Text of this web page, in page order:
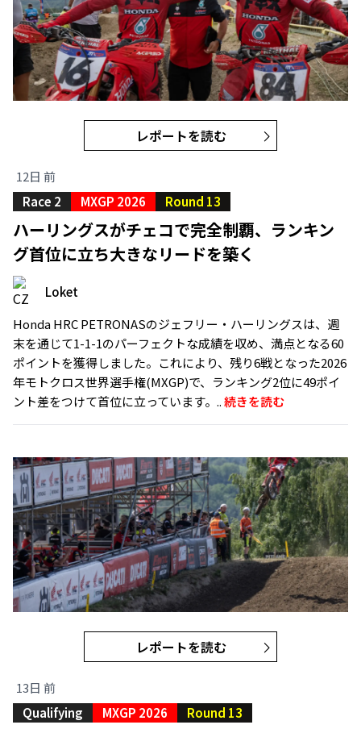
レポートを読む
12日 前
Race 2
MXGP 2026 Round 13
ハーリングスがチェコで完全制覇、ランキン
グ首位に立ち大きなリードを築く
Loket
Honda HRC PETRONASのジェフリー・ハーリングスは、週
末を通じて1-1-1のパーフェクトな成績を収め、満点となる60
ポイントを獲得しました。これにより、残り6戦となった2026
年モトクロス世界選手権(MXGP)で、ランキング2位に49ポイ
ント差をつけて首位に立っています。..続きを読む
レポートを読む
13日 前
Qualifying
MXGP 2026 Round 13